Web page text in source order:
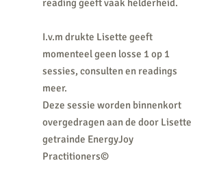
reading geeft vaak helderheid.
I.v.m drukte Lisette geeft
momenteel geen losse 1 op 1
sessies, consulten en readings
meer.
Deze sessie worden binnenkort
overgedragen aan de door Lisette
getrainde EnergyJoy
Practitioners©